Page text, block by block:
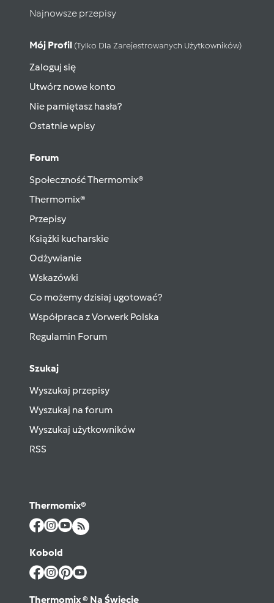
Najnowsze przepisy
Mój Profil (tylko Dla Zarejestrowanych Użytkowników)
Zaloguj się
Utwórz nowe konto
Nie pamiętasz hasła?
Ostatnie wpisy
Forum
Społeczność Thermomix®
Thermomix®
Przepisy
Książki kucharskie
Odżywianie
Wskazówki
Co możemy dzisiaj ugotować?
Współpraca z Vorwerk Polska
Regulamin Forum
Szukaj
Wyszukaj przepisy
Wyszukaj na forum
Wyszukaj użytkowników
RSS
Thermomix®
Kobold
Thermomix ® Na Świecie